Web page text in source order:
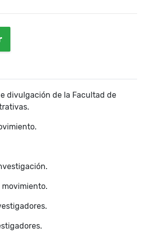
divulgación de la Facultad de